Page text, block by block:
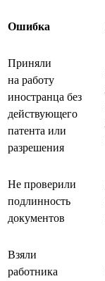
Ошибка
Приняли
на работу
иностранца без
действующего
патента или
разрешения
Не проверили
подлинность
документов
Взяли
работника